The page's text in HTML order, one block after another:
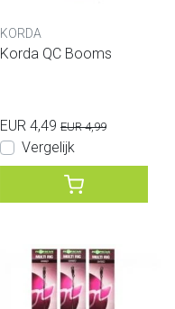
KORDA
Korda QC Booms
EUR 4,49 EUR 4,99
Vergelijk